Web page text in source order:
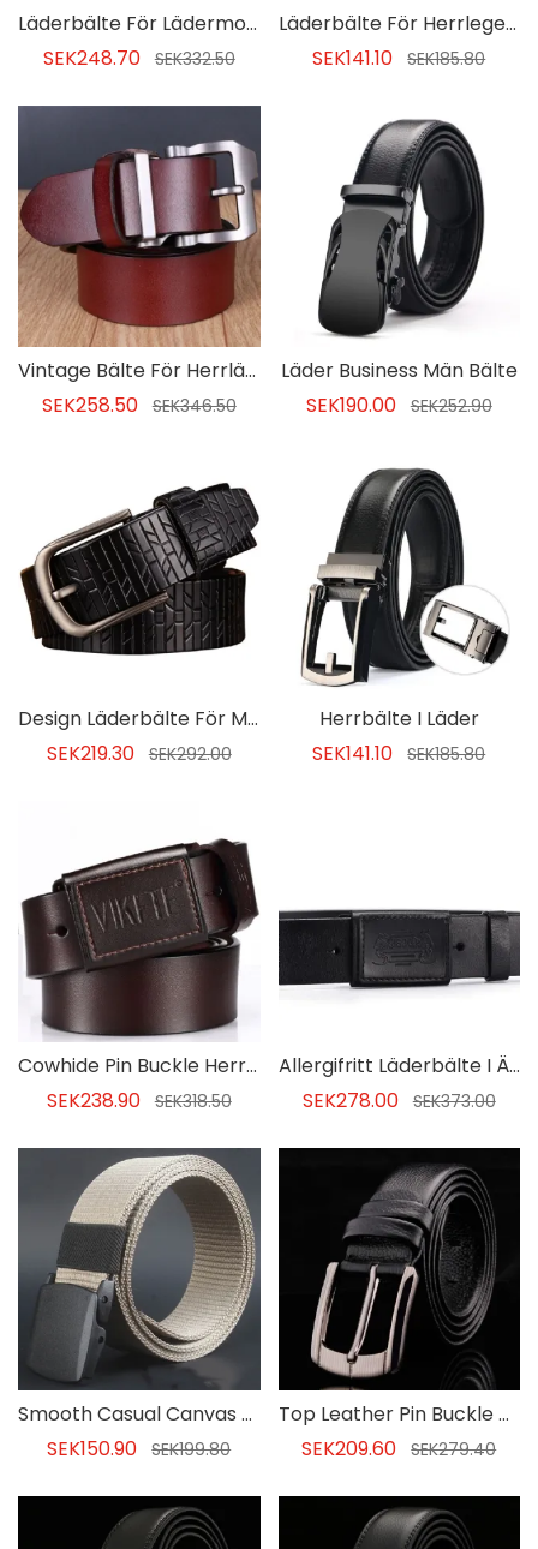
Läderbälte För Lädermode För Män
SEK248.70 SEK332.50
Läderbälte För Herrlegering För Män
SEK141.10
SEK185.80
Vintage Bälte För Herrläder
SEK258.50 SEK346.50
Läder Business Män Bälte
SEK190.00 SEK252.90
Design Läderbälte För Män
SEK219.30 SEK292.00
Herrbälte I Läder
SEK141.10
SEK185.80
Cowhide Pin Buckle Herr Läderbälte
SEK238.90 SEK318.50
Allergifritt Läderbälte I Äkta Läder För Smidigt Spänne För Män
SEK278.00 SEK373.00
Smooth Casual Canvas Belt För Män
SEK150.90
SEK199.80
Top Leather Pin Buckle Bussiness Men Belt
SEK209.60
SEK279.40